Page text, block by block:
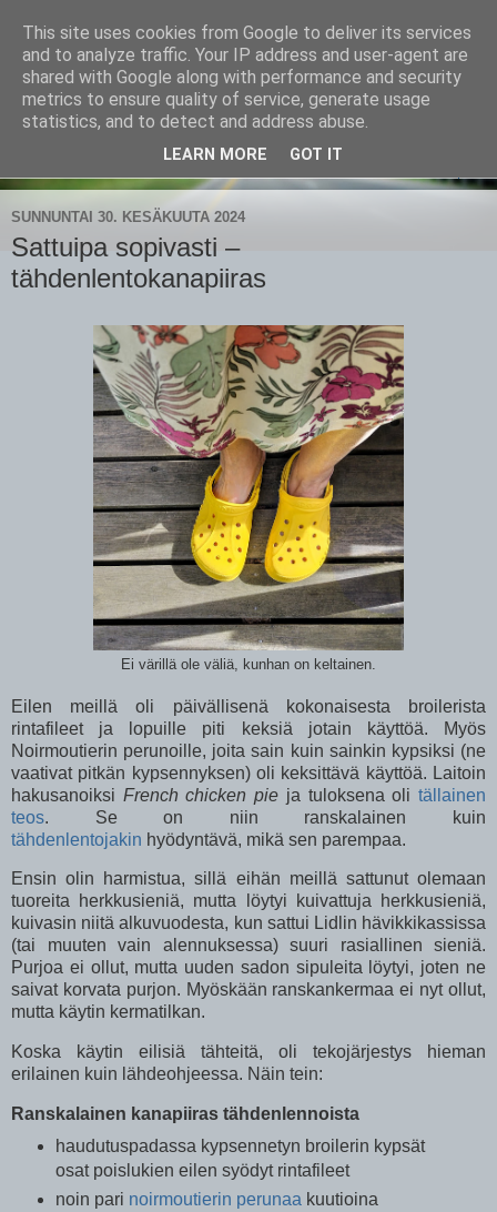
CampaSimpukka
kammen- ja kauhanpyöritystä
SUNNUNTAI 30. KESÄKUUTA 2024
Sattuipa sopivasti –
tähdenlentokanapiiras
Ei värillä ole väliä, kunhan on keltainen.
Eilen meillä oli päivällisenä kokonaisesta broilerista
rintafileet ja lopuille piti keksiä jotain käyttöä. Myös
Noirmoutierin perunoille, joita sain kuin sainkin kypsiksi (ne
vaativat pitkän kypsennyksen) oli keksittävä käyttöä. Laitoin
hakusanoiksi French chicken pie ja tuloksena olitällainen
teos. Se on niin ranskalainen kuin
tähdenlentojakin hyödyntävä, mikä sen parempaa.
Ensin olin harmistua, sillä eihän meillä sattunut olemaan
tuoreita herkkusieniä, mutta löytyi kuivattuja herkkusieniä,
kuivasin niitä alkuvuodesta, kun sattui Lidlin hävikkikassissa
(tai muuten vain alennuksessa) suuri rasiallinen sieniä.
Purjoa ei ollut, mutta uuden sadon sipuleita löytyi, joten ne
saivat korvata purjon. Myöskään ranskankermaa ei nyt ollut,
mutta käytin kermatilkan.
Koska käytin eilisiä tähteitä, oli tekojärjestys hieman
erilainen kuin lähdeohjeessa. Näin tein:
Ranskalainen kanapiiras tähdenlennoista
haudutuspadassa kypsennetyn broilerin kypsät
osat poislukien eilen syödyt rintafileet
noin pari noirmoutierin perunaa kuutioina
This site uses cookies from Google to deliver its services
and to analyze traffic. Your IP address and user-agent are
shared with Google along with performance and security
metrics to ensure quality of service, generate usage
statistics, and to detect and address abuse.
LEARN MORE GOT IT